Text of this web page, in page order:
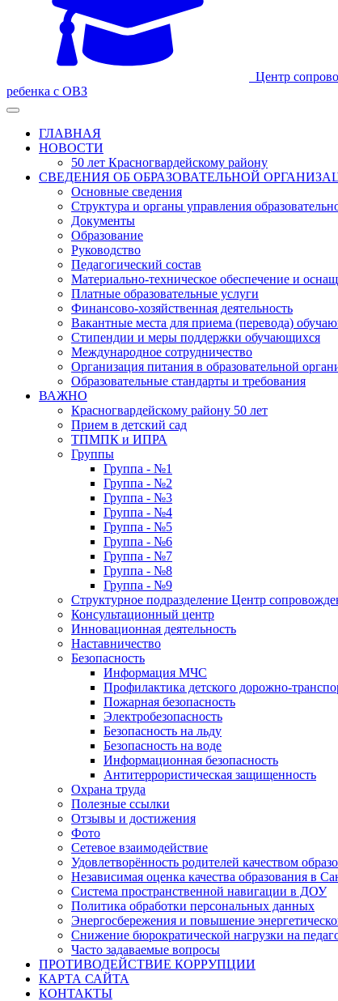
Центр
ребенка с ОВЗ
ГЛАВНАЯ
НОВОСТИ
50 лет Красногвардейскому району
СВЕДЕНИЯ ОБ ОБРАЗОВАТЕЛЬНОЙ
Основные сведения
Структура и органы управления
Документы
Образование
Руководство
Педагогический состав
Материально-техническое обеспечение и
Платные образовательные услуги
Финансово-хозяйственная деятельность
Вакантные места для приема (перевода)
Стипендии и меры поддержки обучающихся
Международное сотрудничество
Организация питания в образовательной
Образовательные стандарты и требования
ВАЖНО
Красногвардейскому району 50 лет
Прием в детский сад
ТПМПК и ИПРА
Группы
Группа - №1
Группа - №2
Группа - №3
Группа - №4
Группа - №5
Группа - №6
Группа - №7
Группа - №8
Группа - №9
Структурное подразделение Центр
Консультационный центр
Инновационная деятельность
Наставничество
Безопасность
Информация МЧС
Профилактика детского дорожно-
Пожарная безопасность
Электробезопасность
Безопасность на льду
Безопасность на воде
Информационная безопасность
Антитеррористическая защищенность
Охрана труда
Полезные ссылки
Отзывы и достижения
Фото
Сетевое взаимодействие
Удовлетворённость родителей качеством
Независимая оценка качества образования в
Система пространственной навигации в ДОУ
Политика обработки персональных данных
Энергосбережения и повышение
Снижение бюрократической нагрузки на
Часто задаваемые вопросы
ПРОТИВОДЕЙСТВИЕ КОРРУПЦИИ
КАРТА САЙТА
КОНТАКТЫ